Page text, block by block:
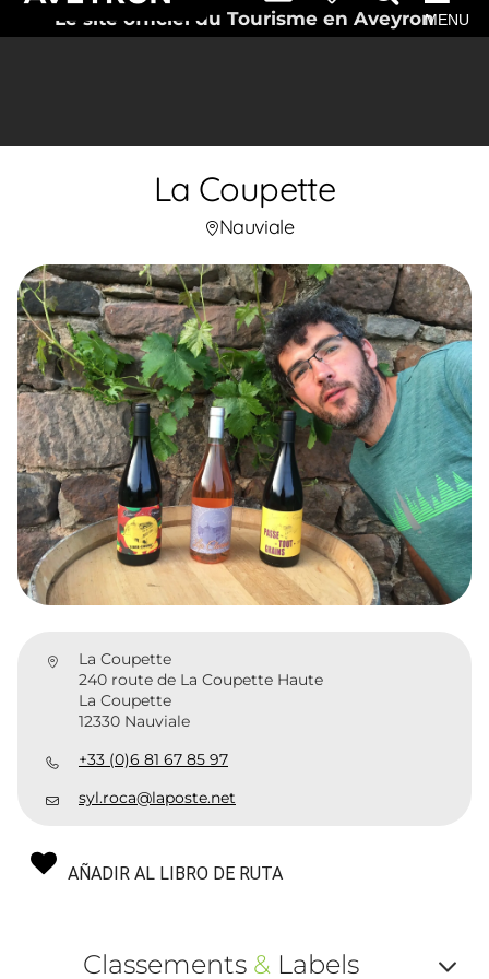
Le site officiel du Tourisme en AveyronMENU
La Coupette
Nauviale
La Coupette
240 route de La Coupette Haute
La Coupette
12330 Nauviale
+33 (0)6 81 67 85 97
syl.roca@laposte.net
AÑADIR AL LIBRO DE RUTA
Classements &Labels